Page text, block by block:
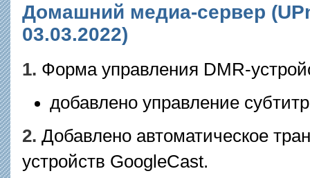
Домашний медиа-сервер
03.03.2022)
1. Форма управления DMR-
добавлено управление
2. Добавлено автоматическое
устройств GoogleCast.